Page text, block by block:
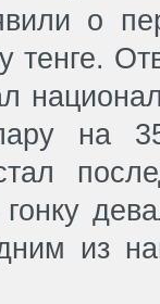
о
тенге.
на
из